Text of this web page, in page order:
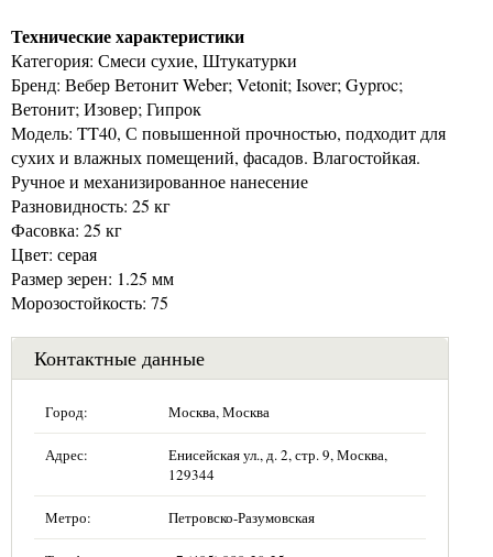
Технические характеристики
Категория: Смеси сухие, Штукатурки
Бренд: Вебер Ветонит Weber; Vetonit; Isover; Gyproc;
Ветонит; Изовер; Гипрок
Модель: TT40, С повышенной прочностью, подходит для
сухих и влажных помещений, фасадов. Влагостойкая.
Ручное и механизированное нанесение
Разновидность: 25 кг
Фасовка: 25 кг
Цвет: серая
Размер зерен: 1.25 мм
Морозостойкость: 75
Контактные данные
Город: Москва, Москва
Адрес:
Енисейская ул., д. 2, стр. 9, Москва,
129344
Метро: Петровско-Разумовская